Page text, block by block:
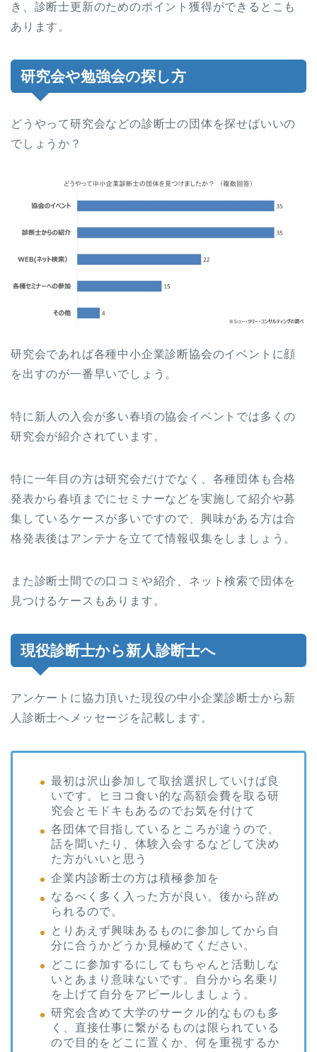
き、診断士更新のためのポイント獲得ができるとこも
あります。
研究会や勉強会の探し方
どうやって研究会などの診断士の団体を探せばいいの
でしょうか？
研究会であれば各種中小企業診断協会のイベントに顔
を出すのが一番早いでしょう。
特に新人の入会が多い春頃の協会イベントでは多くの
研究会が紹介されています。
特に一年目の方は研究会だけでなく、各種団体も合格
発表から春頃までにセミナーなどを実施して紹介や募
集しているケースが多いですので、興味がある方は合
格発表後はアンテナを立てて情報収集をしましょう。
また診断士間での口コミや紹介、ネット検索で団体を
見つけるケースもあります。
現役診断士から新人診断士へ
アンケートに協力頂いた現役の中小企業診断士から新
人診断士へメッセージを記載します。
最初は沢山参加して取捨選択していけば良
いです。ヒヨコ食い的な高額会費を取る研
究会とモドキもあるのでお気を付けて
各団体で目指しているところが違うので、
話を聞いたり、体験入会するなどして決め
た方がいいと思う
企業内診断士の方は積極参加を
なるべく多く入った方が良い。後から辞め
られるので。
とりあえず興味あるものに参加してから自
分に合うかどうか見極めてください。
どこに参加するにしてもちゃんと活動しな
いとあまり意味ないです。自分から名乗り
を上げて自分をアピールしましょう。
研究会含めて大学のサークル的なものも多
く、直接仕事に繋がるものは限られている
ので目的をどこに置くか、何を重視するか